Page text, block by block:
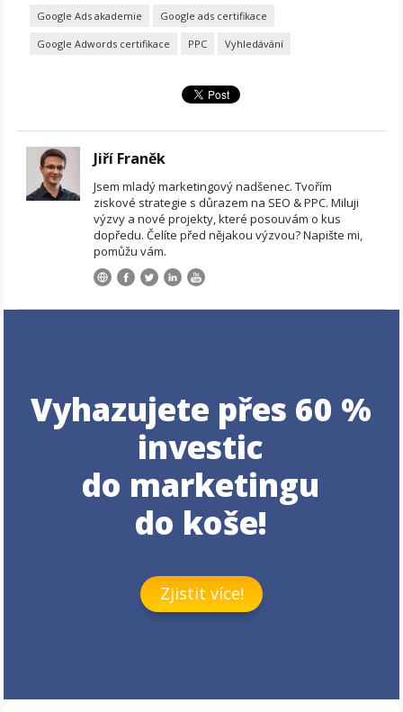
Google Ads akademie Google ads certifikace
Google Adwords certifikace PPC Vyhledávání
Jiří Franěk
Jsem mladý marketingový nadšenec. Tvořím
ziskové strategie s důrazem na SEO & PPC. Miluji
výzvy a nové projekty, které posouvám o kus
dopředu. Čelíte před nějakou výzvou? Napište mi,
pomůžu vám.
Vyhazujete přes 60 %
investic
do marketingu
do koše!
Zjistit více!